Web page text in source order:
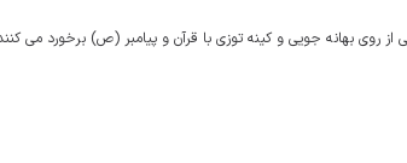
روى بهانه ‏جویى و كینه ‏توزى با قرآن و پیامبر (ص) برخورد مى